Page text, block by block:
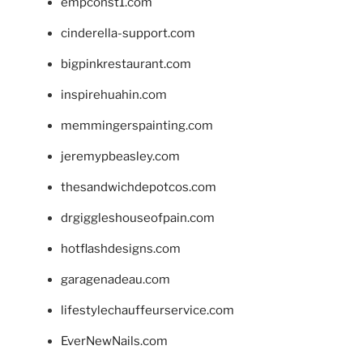
cinderella-support.com
bigpinkrestaurant.com
inspirehuahin.com
memmingerspainting.com
jeremypbeasley.com
thesandwichdepotcos.com
drgiggleshouseofpain.com
hotflashdesigns.com
garagenadeau.com
lifestylechauffeurservice.com
EverNewNails.com